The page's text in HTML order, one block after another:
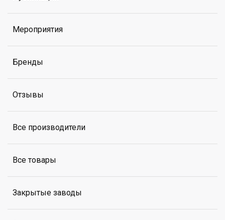
Мероприятия
Бренды
Отзывы
Все производители
Все товары
Закрытые заводы